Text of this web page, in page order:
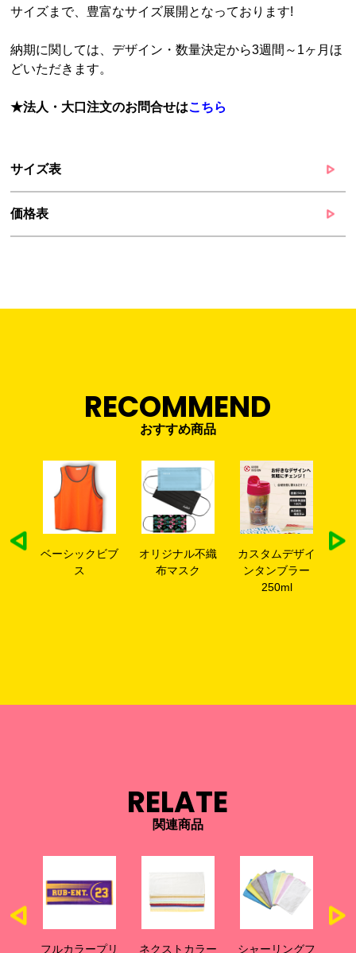
サイズまで、豊富なサイズ展開となっております!
納期に関しては、デザイン・数量決定から3週間～1ヶ月ほ
どいただきます。
★法人・大口注文のお問合せはこちら
サイズ表
価格表
RECOMMEND
おすすめ商品
クビブ
オリジナル不織
布マスク
カスタムデザイ
ンタンブラー
裏起毛10.0オン
ス T/Cスウェッ
トフルジップパ
RELATE
関連商品
ラープリ ネクストカラー シャーリングフ ウインドカラー